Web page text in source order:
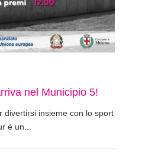
nel Municipio 5!
divertirsi insieme con lo sport
è un...